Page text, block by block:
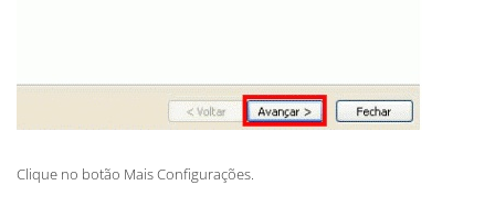
Clique no botão Mais Configurações.